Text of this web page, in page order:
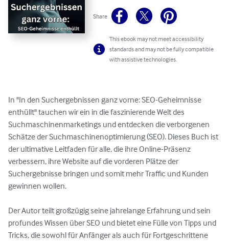
Share
This ebook may not meet accessibility
standards and may not be fully compatible
with assistive technologies.
In "In den Suchergebnissen ganz vorne: SEO-Geheimnisse
enthüllt" tauchen wir ein in die faszinierende Welt des
Suchmaschinenmarketings und entdecken die verborgenen
Schätze der Suchmaschinenoptimierung (SEO). Dieses Buch ist
der ultimative Leitfaden für alle, die ihre Online-Präsenz
verbessern, ihre Website auf die vorderen Plätze der
Suchergebnisse bringen und somit mehr Traffic und Kunden
gewinnen wollen.
Der Autor teilt großzügig seine jahrelange Erfahrung und sein
profundes Wissen über SEO und bietet eine Fülle von Tipps und
Tricks, die sowohl für Anfänger als auch für Fortgeschrittene